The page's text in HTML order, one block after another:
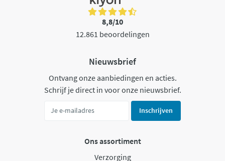
8,8/10
12.861 beoordelingen
Nieuwsbrief
Ontvang onze aanbiedingen en acties.
Schrijf je direct in voor onze nieuwsbrief.
Inschrijven
Ons assortiment
Verzorging